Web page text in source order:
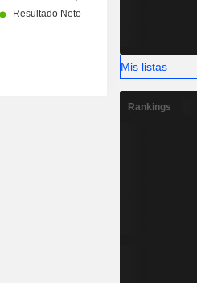
Mis listas
Rankings